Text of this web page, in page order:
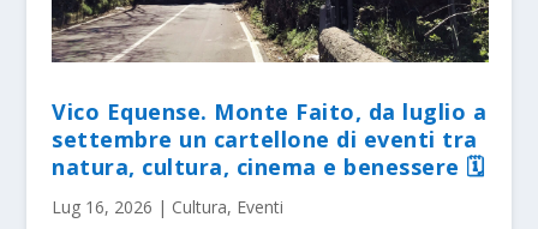
Vico Equense. Monte Faito, da luglio a
settembre un cartellone di eventi tra
natura, cultura, cinema e benessere 🗓
Lug 16, 2026 | Cultura, Eventi